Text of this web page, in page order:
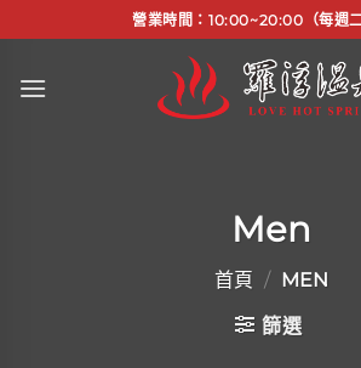
to
content
營業時間：10:00~20:00（每週二
Men
首頁 / MEN
篩選